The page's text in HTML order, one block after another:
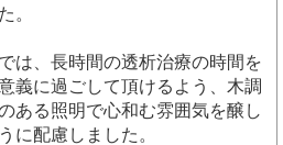
。
は、長時間の透析治療の時間を
義に過ごして頂けるよう、木調
ある照明で心和む雰囲気を醸し
に配慮しました。